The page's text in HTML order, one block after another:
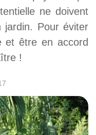
ne doivent
jardin. Pour éviter
et être en accord
!